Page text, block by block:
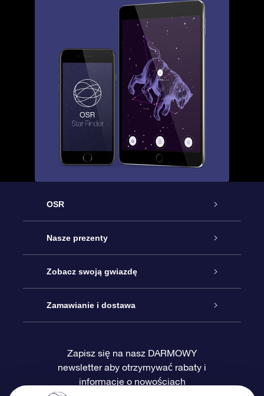
OSR
Obsługa
Kontakt
Blog
Recenzje
Nasze prezenty
Podarunek Gwiazda Online
Pakiet Podarunkowy OSR
Karta podarunkowa OSR
Zobacz swoją gwiazdę
Rejestr Gwiazd
Sprsonalizowana Strona Gwiazdy
Zamawianie i dostawa
Metody płatności
Zapisz się na nasz DARMOWY
newsletter aby otrzymywać rabaty i
informacje o nowościach